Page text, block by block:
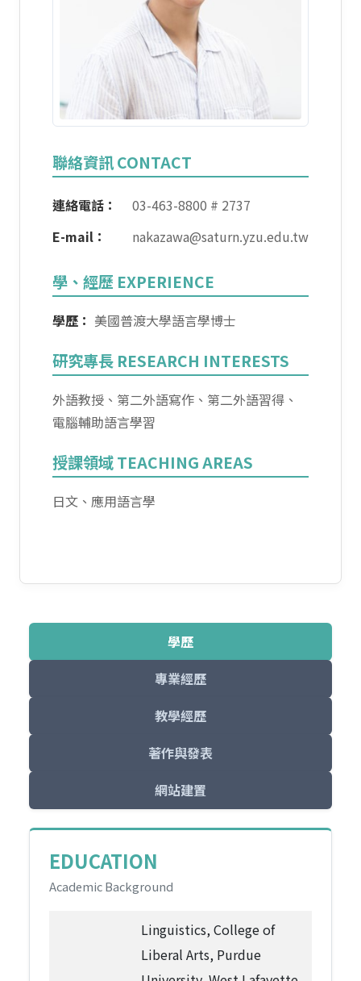
聯絡資訊 CONTACT
連絡電話：
03-463-8800 # 2737
E-mail：
nakazawa@saturn.yzu.edu.tw
學、經歷 EXPERIENCE
學歷： 美國普渡大學語言學博士
研究專長 RESEARCH INTERESTS
外語教授、第二外語寫作、第二外語習得、
電腦輔助語言學習
授課領域 TEACHING AREAS
日文、 應用語言學
學歷
專業經歷
教學經歷
著作與發表
網站建置
EDUCATION
Academic Background
Linguistics, College of
Liberal Arts, Purdue